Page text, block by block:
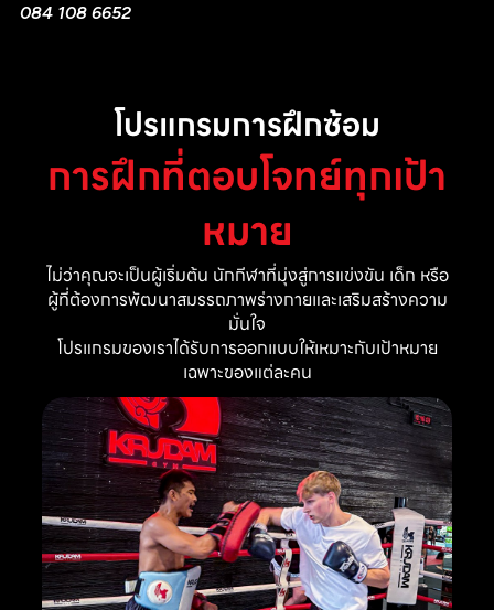
084 108 6652
โปรแกรมการฝึกซ้อม
การฝึกที่ตอบโจทย์ทุกเป้า
หมาย
ไม่ว่าคุณจะเป็นผู้เริ่มต้น นักกีฬาที่มุ่งสู่การแข่งขัน เด็ก หรือ
ผู้ที่ต้องการพัฒนาสมรรถภาพร่างกายและเสริมสร้างความ
มั่นใจ
โปรแกรมของเราได้รับการออกแบบให้เหมาะกับเป้าหมาย
เฉพาะของแต่ละคน